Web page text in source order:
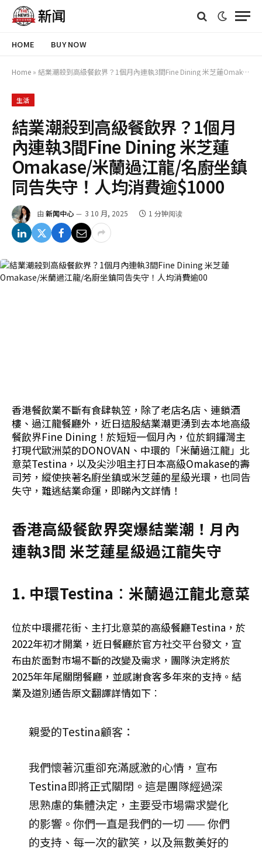
HOME BUY NOW
Home » 結業潮殺到高級餐飲界？1個月內連執3間Fine Dining 米芝蓮Omakase/米蘭過江龍/名廚坐鎮同告失守！人均消費逾$1000
生活
結業潮殺到高級餐飲界？1個月
內連執3間Fine Dining 米芝蓮
Omakase/米蘭過江龍/名廚坐鎮
同告失守！人均消費逾$1000
由 新闻中心 3 10 月, 2025 1 分钟阅读
香港餐飲業不斷有食肆執笠，除了老店名店、連鎖酒
樓、過江龍餐廳外，近日這股結業潮更湧到去本地高級
餐飲界Fine Dining！於短短一個月內，位於銅鑼灣主
打現代歐洲菜的DONOVAN、中環的「米蘭過江龍」北
意菜Testina，以及尖沙咀主打日本高級Omakase的壽
司芳，縱使挾著名廚坐鎮或米芝蓮的星級光環，也同告
失守，難逃結業命運，即睇內文詳情！
香港高級餐飲界突爆結業潮！月內
連執3間 米芝蓮星級過江龍失守
1. 中環Testina︰米蘭過江龍北意菜
位於中環擺花街、主打北意菜的高級餐廳Testina，於
2022年初才開業，近日餐廳於官方社交平台發文，宣
布由於面對市場不斷的改變及需求，團隊決定將於
2025年年尾關閉餐廳，並感謝食客多年來的支持。結
業及道別通告原文翻譯詳情如下︰
親愛的Testina顧客：
我們懷著沉重卻充滿感激的心情，宣布
Testina即將正式關閉。這是團隊經過深
思熟慮的集體決定，主要受市場需求變化
的影響。你們一直是我們的一切 —— 你們
的支持、每一次的歡笑，以及無數美好的